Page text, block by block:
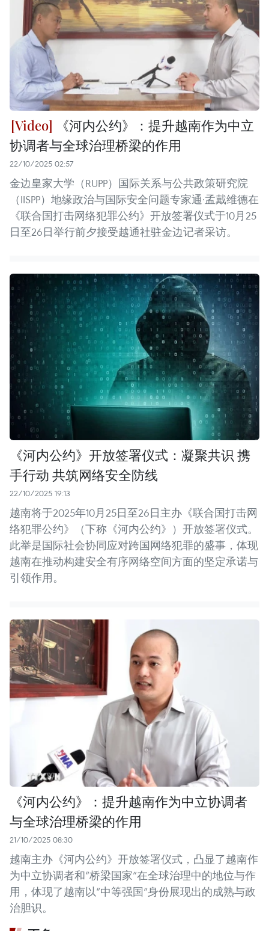
《河内公约》：提升越南作为中立
协调者与全球治理桥梁的作用
22/10/2025 02:57
金边皇家大学（RUPP）国际关系与公共政策研究院
（IISPP）地缘政治与国际安全问题专家通·孟戴维德在
《联合国打击网络犯罪公约》开放签署仪式于10月25
日至26日举行前夕接受越通社驻金边记者采访。
《河内公约》开放签署仪式：凝聚共识 携
手行动 共筑网络安全防线
22/10/2025 19:13
越南将于2025年10月25日至26日主办《联合国打击网
络犯罪公约》（下称《河内公约》）开放签署仪式。
此举是国际社会协同应对跨国网络犯罪的盛事，体现
越南在推动构建安全有序网络空间方面的坚定承诺与
引领作用。
《河内公约》：提升越南作为中立协调者
与全球治理桥梁的作用
21/10/2025 08:30
越南主办《河内公约》开放签署仪式，凸显了越南作
为中立协调者和“桥梁国家”在全球治理中的地位与作
用，体现了越南以“中等强国”身份展现出的成熟与政
治胆识。